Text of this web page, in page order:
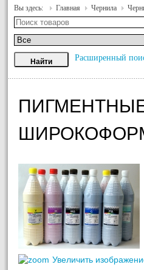
Вы здесь: Главная Чернила
Расширенный
ПИГМЕНТНЫЕ
Увеличить